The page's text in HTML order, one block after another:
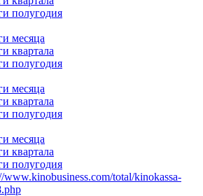
полугодия
месяца
квартала
полугодия
месяца
квартала
полугодия
месяца
квартала
полугодия
www.kinobusiness.com/total/kinokassa-